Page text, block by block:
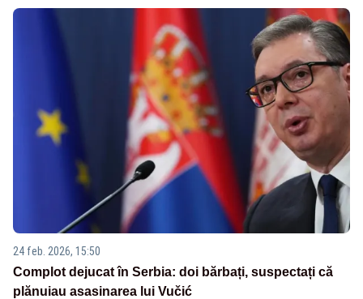
24 feb. 2026, 15:50
Complot dejucat în Serbia: doi bărbați, suspectați că
plănuiau asasinarea lui Vučić